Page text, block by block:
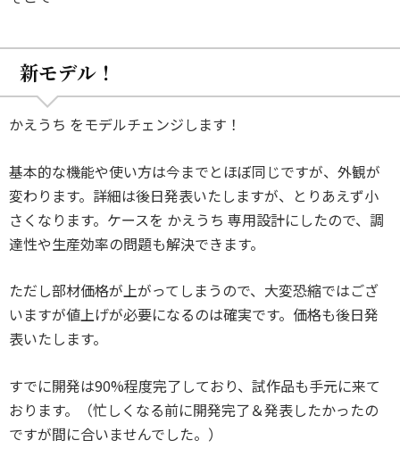
新モデル！
かえうち をモデルチェンジします！
基本的な機能や使い方は今までとほぼ同じですが、外観が
変わります。詳細は後日発表いたしますが、とりあえず小
さくなります。ケースを かえうち 専用設計にしたので、調
達性や生産効率の問題も解決できます。
ただし部材価格が上がってしまうので、大変恐縮ではござ
いますが値上げが必要になるのは確実です。価格も後日発
表いたします。
すでに開発は90%程度完了しており、試作品も手元に来て
おります。（忙しくなる前に開発完了＆発表したかったの
ですが間に合いませんでした。）